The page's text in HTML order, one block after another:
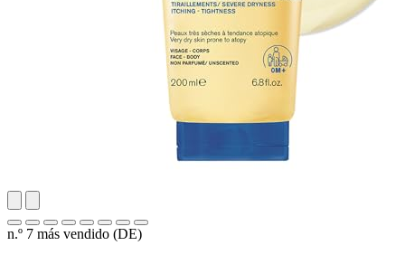
n.º 7 más vendido (DE)